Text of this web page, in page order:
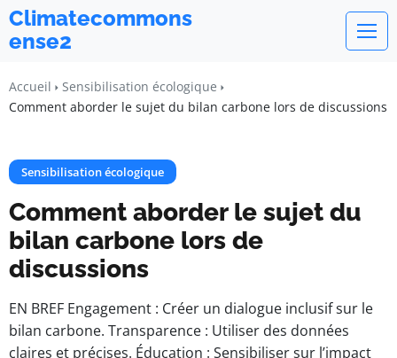
Climatecommons
ense2
Accueil
Sensibilisation écologique
Comment aborder le sujet du bilan carbone lors de discussions
Sensibilisation écologique
Comment aborder le sujet du
bilan carbone lors de
discussions
EN BREF Engagement : Créer un dialogue inclusif sur le
bilan carbone. Transparence : Utiliser des données
claires et précises. Éducation : Sensibiliser sur l’impact